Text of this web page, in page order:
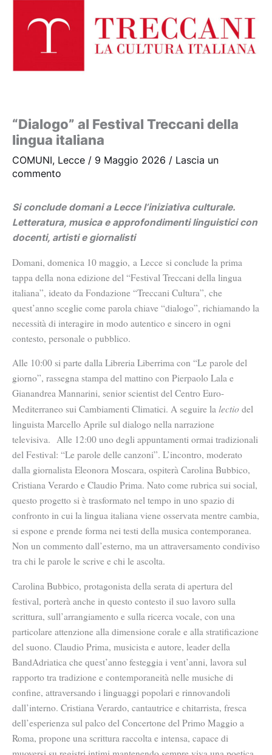
“Dialogo” al Festival Treccani della
lingua italiana
COMUNI, Lecce / 9 Maggio 2026 / Lascia un
commento
Si conclude domani a Lecce l’iniziativa culturale.
Letteratura, musica e approfondimenti linguistici con
docenti, artisti e giornalisti
Domani, domenica 10 maggio, a Lecce si conclude la prima
tappa della nona edizione del “Festival Treccani della lingua
italiana”, ideato da Fondazione “Treccani Cultura”, che
quest’anno sceglie come parola chiave “dialogo”, richiamando la
necessità di interagire in modo autentico e sincero in ogni
contesto, personale o pubblico.
Alle 10:00 si parte dalla Libreria Liberrima con “Le parole del
giorno”, rassegna stampa del mattino con Pierpaolo Lala e
Gianandrea Mannarini, senior scientist del Centro Euro-
Mediterraneo sui Cambiamenti Climatici. A seguire la lectio del
linguista Marcello Aprile sul dialogo nella narrazione
televisiva. Alle 12:00 uno degli appuntamenti ormai tradizionali
del Festival: “Le parole delle canzoni”. L’incontro, moderato
dalla giornalista Eleonora Moscara, ospiterà Carolina Bubbico,
Cristiana Verardo e Claudio Prima. Nato come rubrica sui social,
questo progetto si è trasformato nel tempo in uno spazio di
confronto in cui la lingua italiana viene osservata mentre cambia,
si espone e prende forma nei testi della musica contemporanea.
Non un commento dall’esterno, ma un attraversamento condiviso
tra chi le parole le scrive e chi le ascolta.
Carolina Bubbico, protagonista della serata di apertura del
festival, porterà anche in questo contesto il suo lavoro sulla
scrittura, sull’arrangiamento e sulla ricerca vocale, con una
particolare attenzione alla dimensione corale e alla stratificazione
del suono. Claudio Prima, musicista e autore, leader della
BandAdriatica che quest’anno festeggia i vent’anni, lavora sul
rapporto tra tradizione e contemporaneità nelle musiche di
confine, attraversando i linguaggi popolari e rinnovandoli
dall’interno. Cristiana Verardo, cantautrice e chitarrista, fresca
dell’esperienza sul palco del Concertone del Primo Maggio a
Roma, propone una scrittura raccolta e intensa, capace di